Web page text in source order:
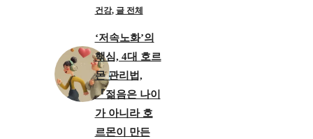
건강, 글 전체
‘저속노화’의
핵심, 4대 호르
몬 관리법,
『젊음은 나이
가 아니라 호
르몬이 만든